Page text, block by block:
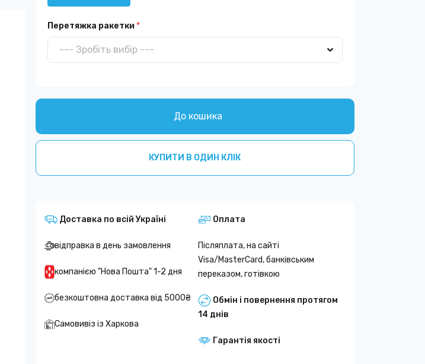
Перетяжка ракетки*
До кошика
КУПИТИ В ОДИН КЛІК
Доставка по всій Україні
відправка в день замовлення
компанією "Нова Пошта" 1-2 дня
безкоштовна доставка від 5000₴
Самовивіз із Харкова
Оплата
Післяплата, на сайті
Visa/MasterCard, банківським
переказом, готівкою
Обмін і повернення протягом
14 днів
Гарантія якості